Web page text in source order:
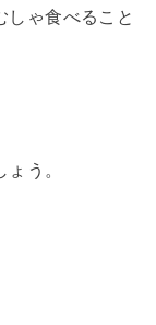
しゃ食べること
う。